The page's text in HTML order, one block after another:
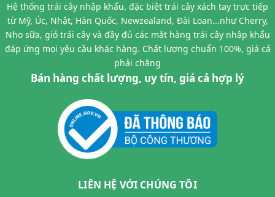
Hệ thống trái cây nhập khẩu, đặc biệt trái cây xách tay trực tiếp
từ Mỹ, Úc, Nhật, Hàn Quốc, Newzealand, Đài Loan...như Cherry,
Nho sữa, giỏ trái cây và đầy đủ các mặt hàng trái cây nhập khẩu
đáp ứng mọi yêu cầu khác hàng. Chất lượng chuẩn 100%, giá cả
phải chăng
Bán hàng chất lượng, uy tín, giá cả hợp lý
LIÊN HỆ VỚI CHÚNG TÔI